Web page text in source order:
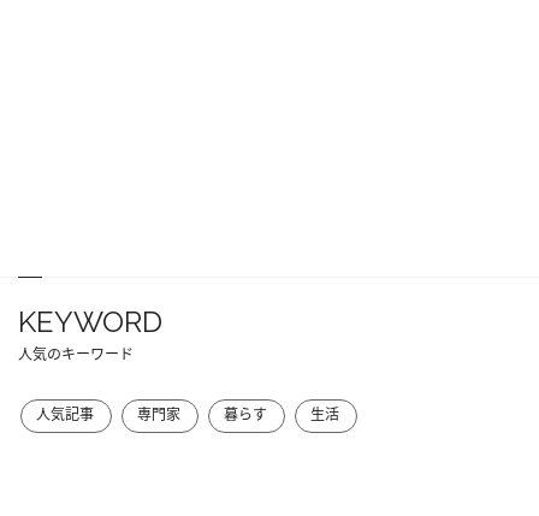
KEYWORD
人気のキーワード
人気記事 専門家 暮らす 生活